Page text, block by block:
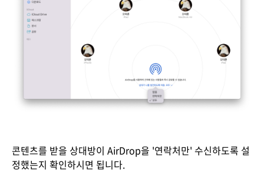
콘텐츠를 받을 상대방이 AirDrop을 '연락처만' 수신하도록 설
정했는지 확인하시면 됩니다.